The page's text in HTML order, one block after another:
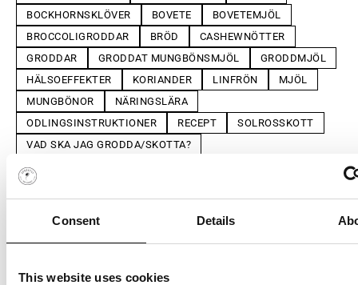
Consent Details
This website uses cookies
BOCKHORNSKLÖVER
BOVETE
BOVETEMJÖL
BROCCOLIGRODDAR
BRÖD
CASHEWNÖTTER
GRODDAR
GRODDAT MUNGBÖNSMJÖL
GRODDMJÖL
HÄLSOEFFEKTER
KORIANDER LINFRÖN
MJÖL
MUNGBÖNOR
NÄRINGSLÄRA
ODLINGSINSTRUKTIONER
RECEPT
SOLROSSKOTT
VAD SKA JAG GRODDA/SKOTTA?